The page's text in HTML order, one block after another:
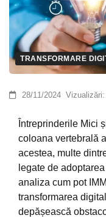
TRANSFORMARE
28/11/2024 Vizualizări:
Întreprinderile Mici
coloana vertebrală
acestea, multe
legate de
analiza cum pot
transformarea
depășească